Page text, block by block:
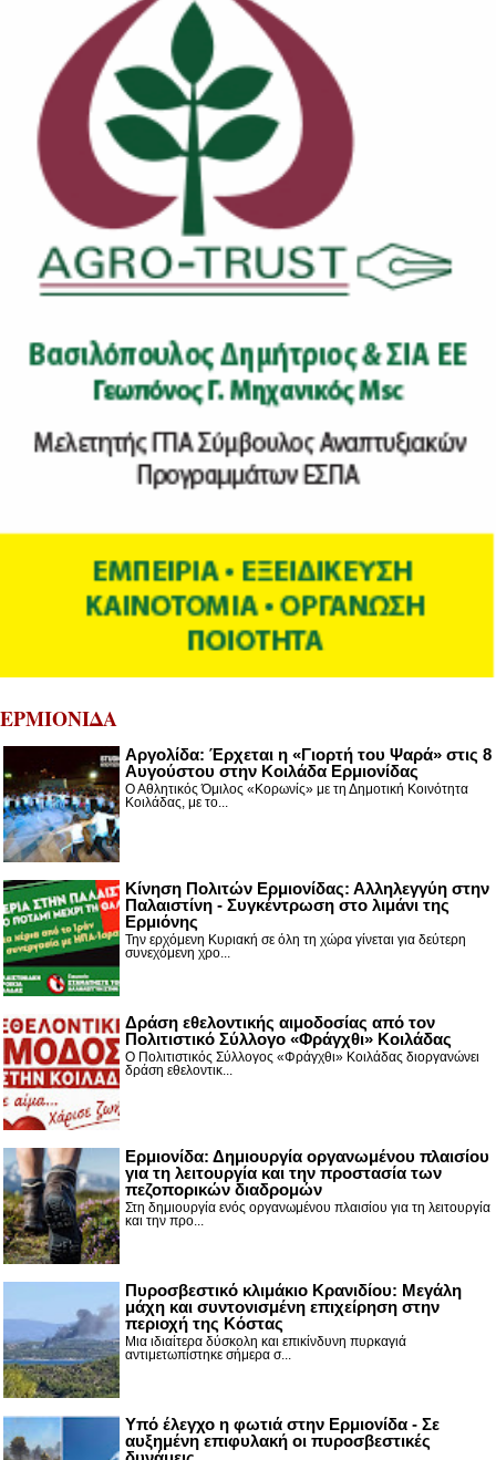
ΕΡΜΙΟΝΙΔΑ
Αργολίδα: Έρχεται η «Γιορτή του Ψαρά» στις 8
Αυγούστου στην Κοιλάδα Ερμιονίδας
Ο Αθλητικός Όμιλος «Κορωνίς» με τη Δημοτική Κοινότητα
Κοιλάδας, με το...
Κίνηση Πολιτών Ερμιονίδας: Αλληλεγγύη στην
Παλαιστίνη - Συγκέντρωση στο λιμάνι της
Ερμιόνης
Την ερχόμενη Κυριακή σε όλη τη χώρα γίνεται για δεύτερη
συνεχόμενη χρο...
Δράση εθελοντικής αιμοδοσίας από τον
Πολιτιστικό Σύλλογο «Φράγχθι» Κοιλάδας
Ο Πολιτιστικός Σύλλογος «Φράγχθι» Κοιλάδας διοργανώνει
δράση εθελοντικ...
Ερμιονίδα: Δημιουργία οργανωμένου πλαισίου
για τη λειτουργία και την προστασία των
πεζοπορικών διαδρομών
Στη δημιουργία ενός οργανωμένου πλαισίου για τη λειτουργία
και την προ...
Πυροσβεστικό κλιμάκιο Κρανιδίου: Μεγάλη
μάχη και συντονισμένη επιχείρηση στην
περιοχή της Κόστας
Μια ιδιαίτερα δύσκολη και επικίνδυνη πυρκαγιά
αντιμετωπίστηκε σήμερα σ...
Υπό έλεγχο η φωτιά στην Ερμιονίδα - Σε
αυξημένη επιφυλακή οι πυροσβεστικές